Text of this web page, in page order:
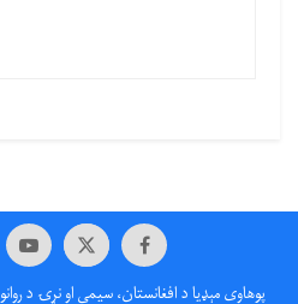
پوهاوی‌ مېډیا د افغانستان، سیمې او نړۍ د